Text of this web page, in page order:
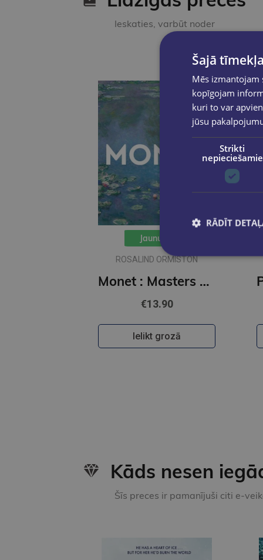
Ieskaties, varbūt noder
Jaunums
ROSALIND ORMISTON
Monet : Masters of Art
€13.90
Ielikt grozā
Kāds nesen
Šīs preces ir pamanījuši citi e-
Šajā
Mēs izmantojam
kopīgojam
kuri to var
jūsu
Strikti
nepieciešamie
RĀDĪT